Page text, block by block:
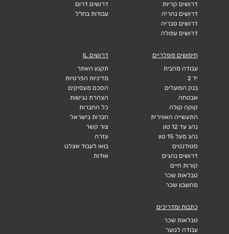
דרושים קריות
דרושים נהריה
דרושים טבריה
דרושים עפולה
דרושים דרום
עבודות בחו"ל
חיפושים פופלריים
עבודה מהבית
יד 2
בנק הפועלים
אבטחה
קוקה קולה
התעשייה האווירית
נהג עד 12 טון
נהג מעל 15 טון
סטודנטים
דרושים נהגים
קורות חיים
טבלאות שכר
מחשבון שכר
דרושים IL
תקנון האתר
מדיניות הפרטיות
הסכם מעסיקים
הצהרת נגישות
כל החברות
חברות בישראל
צור קשר
עזרה
בואו לעבוד אצלנו
אודות
כתבות ומדריכים
טבלאות שכר
עבודה לנוער